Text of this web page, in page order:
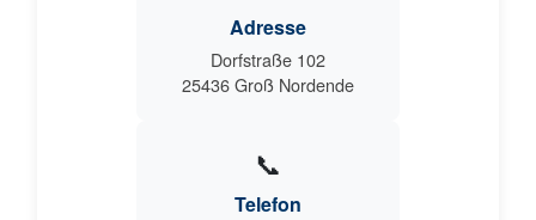
Adresse
Dorfstraße 102
25436 Groß Nordende
📞
Telefon